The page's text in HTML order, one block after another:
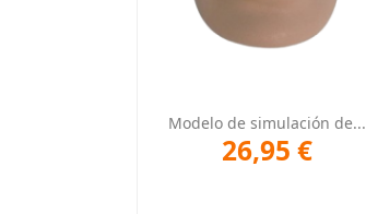
Vista rápida
Modelo de simulación de...
26,95 €